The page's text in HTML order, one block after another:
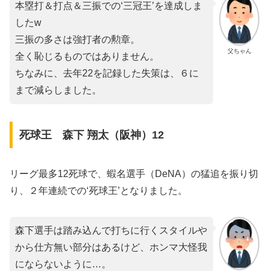
父ちゃん
本塁打＆打点＆三振での‘三冠王’を達成しま
したw
三振の多さは強打者の勲章。
全く恥じるものではありません。
ちなみに、去年22を記録した失策は、６に
まで減らしました。
死球王 森下 翔太（阪神）12
リーグ最多12死球で、蝦名選手（DeNA）の猛追を振り切
り、２年連続での‘死球王’となりました。
森下選手は踏み込んで打ちに行くスタイルや
から仕方無い部分はあるけど、ホンマ大怪我
にならないように…。